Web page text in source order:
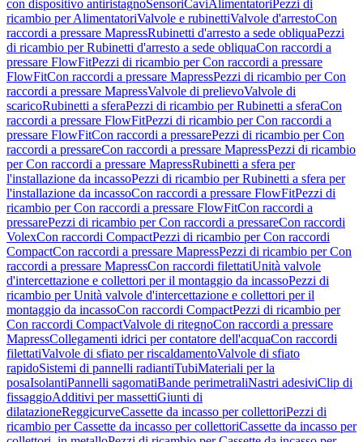
con dispositivo antiristagnoSensoriCaviAlimentatori Pezzi di
ricambio per AlimentatoriValvole e rubinettiValvole d'arrestoCon
raccordi a pressare MapressRubinetti d'arresto a sede obliquaPezzi
di ricambio per Rubinetti d'arresto a sede obliquaCon raccordi a
pressare FlowFitPezzi di ricambio per Con raccordi a pressare
FlowFitCon raccordi a pressare MapressPezzi di ricambio per Con
raccordi a pressare MapressValvole di prelievoValvole di
scaricoRubinetti a sferaPezzi di ricambio per Rubinetti a sferaCon
raccordi a pressare FlowFitPezzi di ricambio per Con raccordi a
pressare FlowFitCon raccordi a pressarePezzi di ricambio per Con
raccordi a pressareCon raccordi a pressare MapressPezzi di ricambio
per Con raccordi a pressare MapressRubinetti a sfera per
l'installazione da incassoPezzi di ricambio per Rubinetti a sfera per
l'installazione da incassoCon raccordi a pressare FlowFitPezzi di
ricambio per Con raccordi a pressare FlowFitCon raccordi a
pressarePezzi di ricambio per Con raccordi a pressareCon raccordi
VolexCon raccordi CompactPezzi di ricambio per Con raccordi
CompactCon raccordi a pressare MapressPezzi di ricambio per Con
raccordi a pressare MapressCon raccordi filettatiUnità valvole
d'intercettazione e collettori per il montaggio da incassoPezzi di
ricambio per Unità valvole d'intercettazione e collettori per il
montaggio da incassoCon raccordi CompactPezzi di ricambio per
Con raccordi CompactValvole di ritegnoCon raccordi a pressare
MapressCollegamenti idrici per contatore dell'acquaCon raccordi
filettatiValvole di sfiato per riscaldamentoValvole di sfiato
rapidoSistemi di pannelli radiantiTubiMateriali per la
posaIsolantiPannelli sagomatiBande perimetraliNastri adesiviClip di
fissaggioAdditivi per massettiGiunti di
dilatazioneReggicurveCassette da incasso per collettoriPezzi di
ricambio per Cassette da incasso per collettoriCassette da incasso per